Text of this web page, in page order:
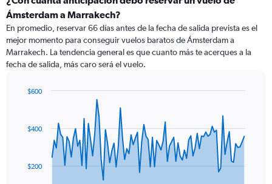
Ámsterdam a Marrakech?
En promedio, reservar 66 días antes de la fecha de salida prevista es el
mejor momento para conseguir vuelos baratos de Ámsterdam a
Marrakech. La tendencia general es que cuanto más te acerques a la
fecha de salida, más caro será el vuelo.
data
The
$200
$400
$600